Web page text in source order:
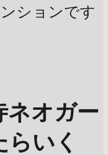
ションです
ネオガー
いく